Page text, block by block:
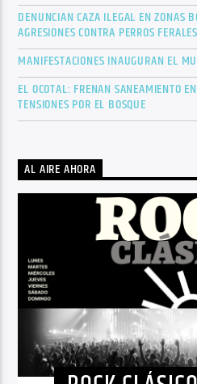
DENUNCIAN CAZA ILEGAL EN ZONAS
AGRESIONES CONTRA PERROS FERALES
MANIFESTACIONES INAUGURAN EL
EL OCOTAL: FRENAN SANEAMIENTO
TENSIONES POR EL BOSQUE
AL AIRE AHORA